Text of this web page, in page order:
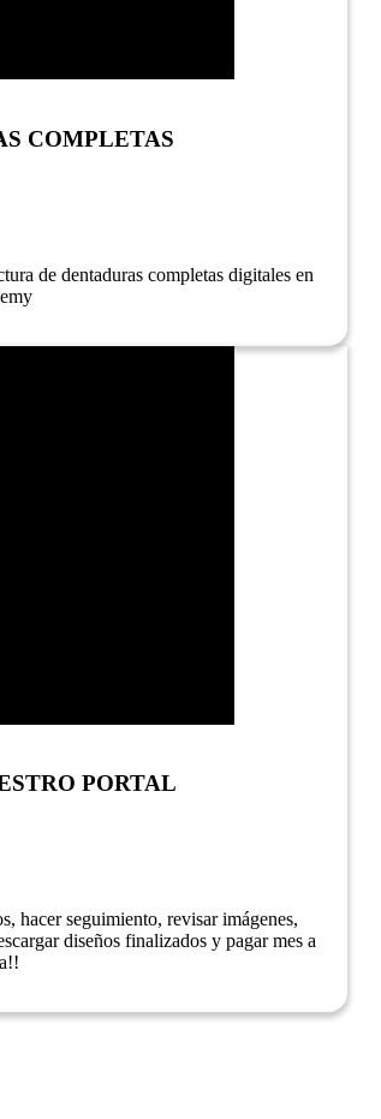
COMPLETAS
de dentaduras completas digitales en
PORTAL
hacer seguimiento, revisar imágenes,
diseños finalizados y pagar mes a